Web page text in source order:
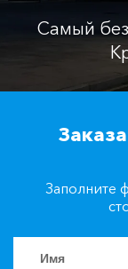
Самый
Заполните